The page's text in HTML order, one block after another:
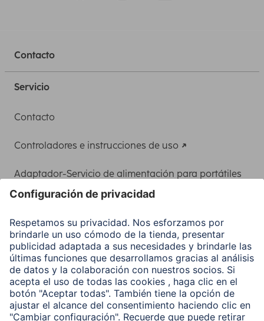
Contacto
Servicio
Contacto
Controladores e instrucciones de uso
Adaptador-Servicio de alimentación para portátiles
Clientes online
Conviértete en distribuidor
Compañía